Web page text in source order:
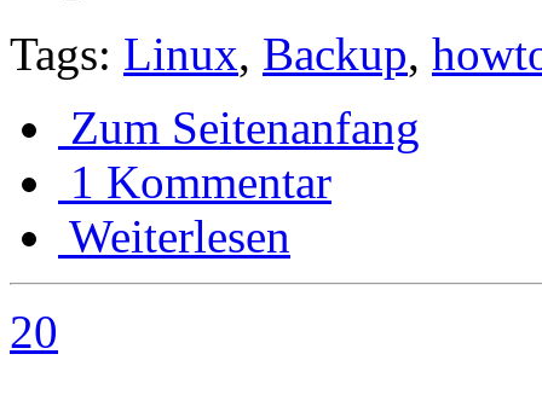
Tags: Linux, Backup,
Zum Seitenanfang
1 Kommentar
Weiterlesen
20